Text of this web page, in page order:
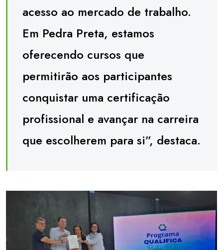
acesso ao mercado de trabalho.
Em Pedra Preta, estamos
oferecendo cursos que
permitirão aos participantes
conquistar uma certificação
profissional e avançar na carreira
que escolherem para si”, destaca.